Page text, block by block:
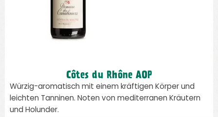
Côtes du Rhône AOP
Würzig-aromatisch mit einem kräftigen Körper und
leichten Tanninen. Noten von mediterranen Kräutern
und Holunder.